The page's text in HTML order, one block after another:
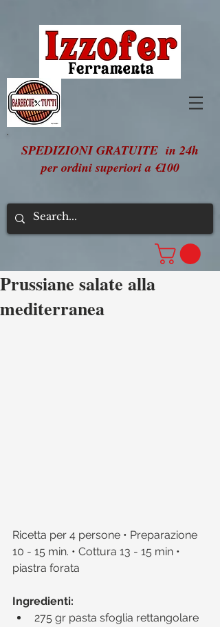
SPEDIZIONI GRATUITE in 24h
per ordini superiori a €100
Prussiane salate alla
mediterranea
Ricetta per 4 persone • Preparazione
10 - 15 min. • Cottura 13 - 15 min •
piastra forata
Ingredienti:
275 gr pasta sfoglia rettangolare